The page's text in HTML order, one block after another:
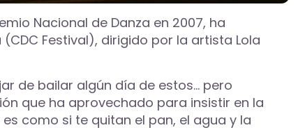
Nacional de Danza en 2007, ha
Festival), dirigido por la artista Lola
de bailar algún día de estos… pero
que ha aprovechado para insistir en la
como si te quitan el pan, el agua y la